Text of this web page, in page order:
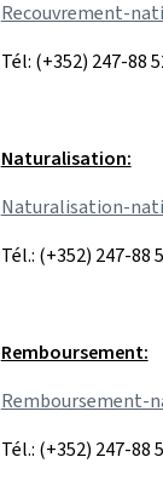
Recouvrement-
Tél: (+352) 247-88
Naturalisation:
Naturalisation-
Tél.: (+352) 247-88
Remboursement:
Remboursement-
Tél.: (+352) 247-88